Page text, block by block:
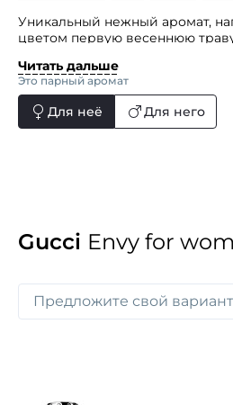
Уникальный нежный аромат,
цветом первую весеннюю
В верхней ноте к фруктовым
и ананаса присоединяется
фрезии и благородная ноты
«сердце», соединяющее в себе
Читать дальше
Это парный аромат
Для неё Для него
Gucci Envy for